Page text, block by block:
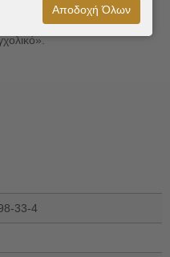
33-4
Αποδοχή Όλων